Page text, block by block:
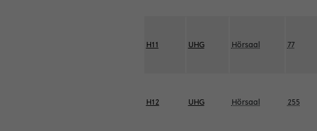
H11 UHG Hörsaal 77
H12 UHG Hörsaal 255